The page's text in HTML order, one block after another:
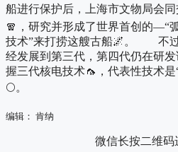
船进行保护后，上海市文物局会
🧣，研究并形成了世界首创的—“
技术”来打捞这艘古船🌌。 不过
经发展到第三代，第四代仍在研
握三代核电技术🦟，代表性技术
🌕。
编辑： 肯纳
微信长按二维码